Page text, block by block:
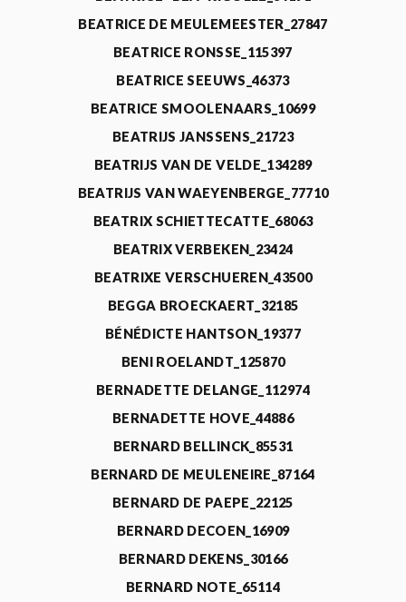
BEATRICE DE MEULEMEESTER_27847
BEATRICE RONSSE_115397
BEATRICE SEEUWS_46373
BEATRICE SMOOLENAARS_10699
BEATRIJS JANSSENS_21723
BEATRIJS VAN DE VELDE_134289
BEATRIJS VAN WAEYENBERGE_77710
BEATRIX SCHIETTECATTE_68063
BEATRIX VERBEKEN_23424
BEATRIXE VERSCHUEREN_43500
BEGGA BROECKAERT_32185
BÉNÉDICTE HANTSON_19377
BENI ROELANDT_125870
BERNADETTE DELANGE_112974
BERNADETTE HOVE_44886
BERNARD BELLINCK_85531
BERNARD DE MEULENEIRE_87164
BERNARD DE PAEPE_22125
BERNARD DECOEN_16909
BERNARD DEKENS_30166
BERNARD NOTE_65114